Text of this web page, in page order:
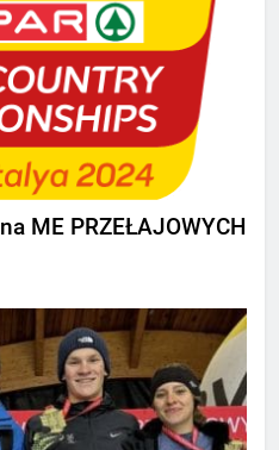
ME PRZEŁAJOWYCH